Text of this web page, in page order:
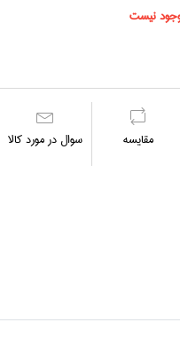
نیست
مقايسه سوال در مورد كالا